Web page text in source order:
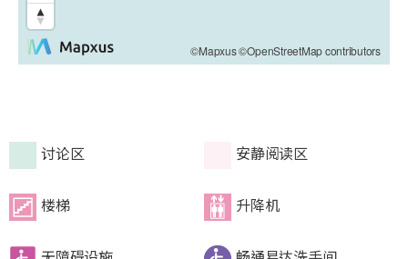
©Mapxus ©OpenStreetMap contributors
讨论区 安静阅读区
楼梯 升降机